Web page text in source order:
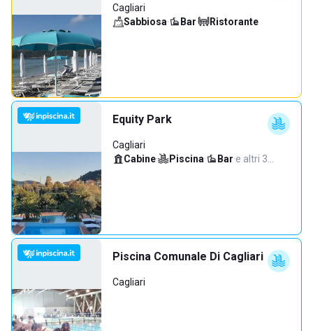
Cagliari
Sabbiosa· Bar· Ristorante
Equity Park
Cagliari
Cabine· Piscina· Bar·e altri 3…
Piscina Comunale Di Cagliari
Cagliari